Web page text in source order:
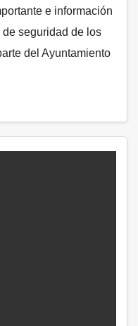
e información
seguridad de los
del Ayuntamiento